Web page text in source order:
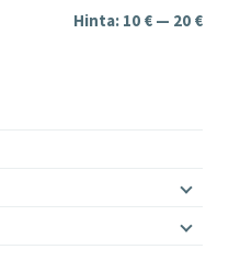
Hinta: 10 € — 20 €